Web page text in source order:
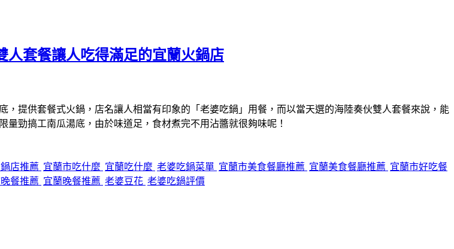
人套餐讓人吃得滿足的宜蘭火鍋店
提供套餐式火鍋，店名讓人相當有印象的「老婆吃鍋」用餐，而以當天選的海陸奏伙雙人套餐來說，能
勁搞工南瓜湯底，由於味道足，食材煮完不用沾醬就很夠味呢！
店推薦 宜蘭市吃什麼 宜蘭吃什麼 老婆吃鍋菜單 宜蘭市美食餐廳推薦 宜蘭美食餐廳推薦 宜蘭市好吃餐
餐推薦 宜蘭晚餐推薦 老婆豆花 老婆吃鍋評價